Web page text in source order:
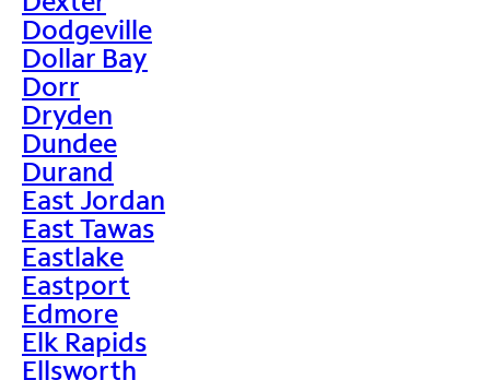
Dodgeville
Dollar Bay
Dorr
Dryden
Dundee
Durand
East Jordan
East Tawas
Eastlake
Eastport
Edmore
Elk Rapids
Ellsworth